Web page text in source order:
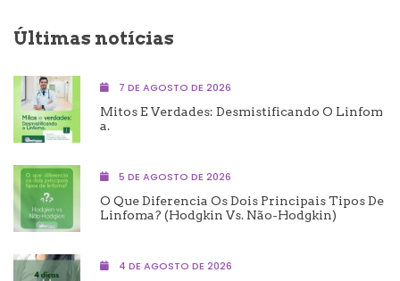
Últimas notícias
7 DE AGOSTO DE 2026
Mitos E Verdades: Desmistificando O Linfom
A.
5 DE AGOSTO DE 2026
O Que Diferencia Os Dois Principais Tipos De
Linfoma? (Hodgkin Vs. Não-Hodgkin)
4 DE AGOSTO DE 2026